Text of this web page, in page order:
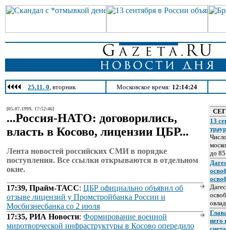
25.11. 0, вторник Московское время: 12:14:24
[05.07.1999, 17:52:46]
...Россия-НАТО: договорились,
власть в Косово, лицензии ЦБР...
Лента новостей российских СМИ в порядке
поступления. Все ссылки открываются в отдельном
окне.
17:39, Прайм-ТАСС: ЦБР официально объявил об
отзыве лицензий у Промстройбанка России и
Мосбизнесбанка со 2 июля
17:35, РИА Новости: Формирование военной
миротворческой инфраструктуры в Косово опередило
13
до 85
него